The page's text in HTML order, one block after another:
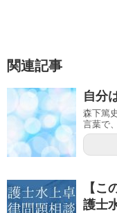
関連記事
自分
森下篤
言葉で
【こ
護士